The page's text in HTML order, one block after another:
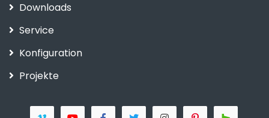
Downloads
Service
Konfiguration
Projekte